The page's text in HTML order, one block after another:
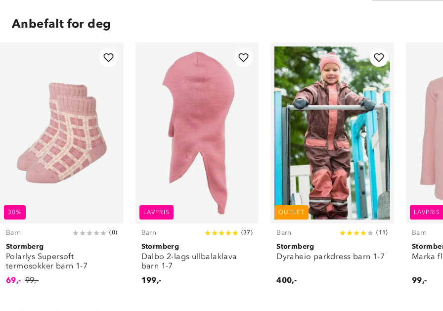
Anbefalt for deg
30%
Barn (0)
Stormberg
Polarlys Supersoft
termosokker barn 1-7
69,- 99,-
LAVPRIS
Barn (37)
Stormberg
Dalbo 2-lags ullbalaklava
barn 1-7
199,-
OUTLET
Barn ( 11 )
Stormberg
Dyraheio parkdress barn 1-7
400,-
LAVPRIS
Barn
Marka
99,-